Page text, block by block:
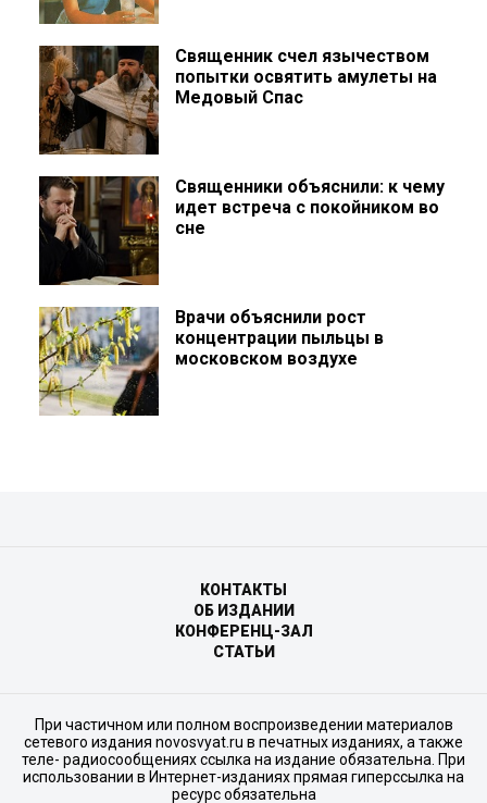
Священник счел язычеством
попытки освятить амулеты на
Медовый Спас
Священники объяснили: к чему
идет встреча с покойником во
сне
Врачи объяснили рост
концентрации пыльцы в
московском воздухе
КОНТАКТЫ
ОБ ИЗДАНИИ
КОНФЕРЕНЦ-ЗАЛ
СТАТЬИ
При частичном или полном воспроизведении материалов
сетевого издания novosvyat.ru в печатных изданиях, а также
теле- радиосообщениях ссылка на издание обязательна. При
использовании в Интернет-изданиях прямая гиперссылка на
ресурс обязательна